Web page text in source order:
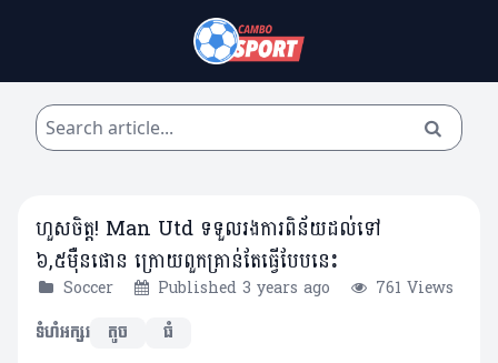
ហួសចិត្ត! Man Utd ទទួលរងការពិន័យដល់ទៅ
៦,៥មុឺនផោន ក្រោយពួកគ្រាន់តែធ្វើបែបនេះ
Soccer Published 3 years ago
761 Views
ទំហំអក្សរ
តូច ធំ